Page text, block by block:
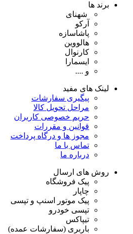
برند ها
شهنای
آرکو
پاشاسازه
هالووین
کارنوال
ایسمارا
و ....
لینک های مفید
پیگیری سفارشات
مراحل تحویل کالا
حریم خصوصی کاربران
قوانین و مقررات
مجوز ها و درگاه پرداخت
تماس با ما
درباره ما
روش های ارسال
پیک فروشگاه
چاپار
پیک موتور اسنپ و تپسی
تپسی خودرو
تیپاکس
باربری (سفارشات عمده)